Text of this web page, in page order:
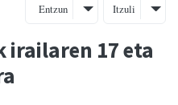
Entzun Itzuli
irailaren 17 eta